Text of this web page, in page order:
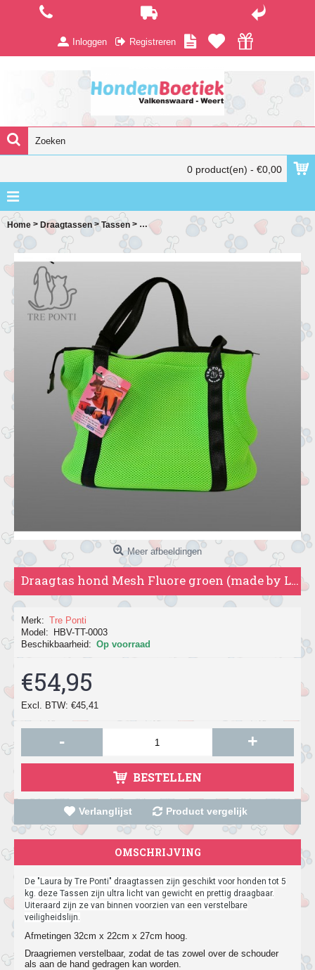
Inloggen Registreren
0 product(en) - €0,00
Home > Draagtassen >Tassen > Draagtas hond Mesh Fluore groen (made
Meer afbeeldingen
Draagtas hond Mesh Fluore groen (made by Laura)
Merk: Tre Ponti
Model:
HBV-TT-0003
Beschikbaarheid: Op voorraad
€54,95
Excl. BTW: €45,41
- +
BESTELLEN
Verlanglijst Product vergelijk
OMSCHRIJVING
De "Laura by Tre Ponti" draagtassen zijn geschikt voor honden tot 5
kg. deze Tassen zijn ultra licht van gewicht en prettig draagbaar.
Uiteraard zijn ze van binnen voorzien van een verstelbare
veiligheidslijn.
Afmetingen 32cm x 22cm x 27cm hoog.
Draagriemen verstelbaar, zodat de tas zowel over de schouder
als aan de hand gedragen kan worden.